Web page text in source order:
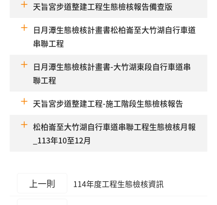
天旨宮步道整建工程生態檢核報告備查版
日月潭生態檢核計畫書松柏崙至大竹湖自行車道
串聯工程
日月潭生態檢核計畫書-大竹湖東段自行車道串
聯工程
天旨宮步道整建工程-施工階段生態檢核報告
松柏崙至大竹湖自行車道串聯工程生態檢核月報
_113年10至12月
上一則 114年度工程生態檢核資訊